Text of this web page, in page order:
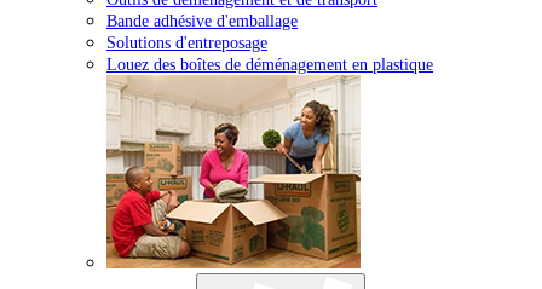
Bande adhésive d'emballage
Solutions d'entreposage
Louez des boîtes de déménagement en plastique